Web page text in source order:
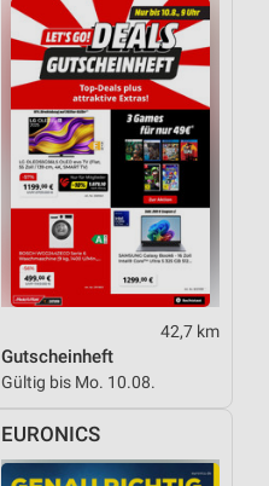
42,7 km
Gutscheinheft
Gültig bis Mo. 10.08.
EURONICS